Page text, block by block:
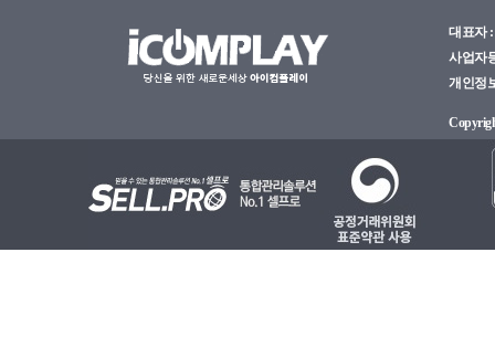
대표자
사업자
개인정